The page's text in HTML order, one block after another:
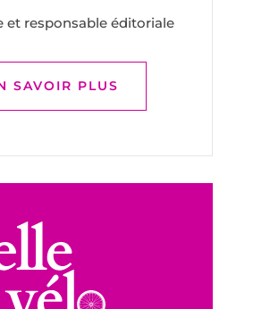
et responsable éditoriale
SAVOIR PLUS